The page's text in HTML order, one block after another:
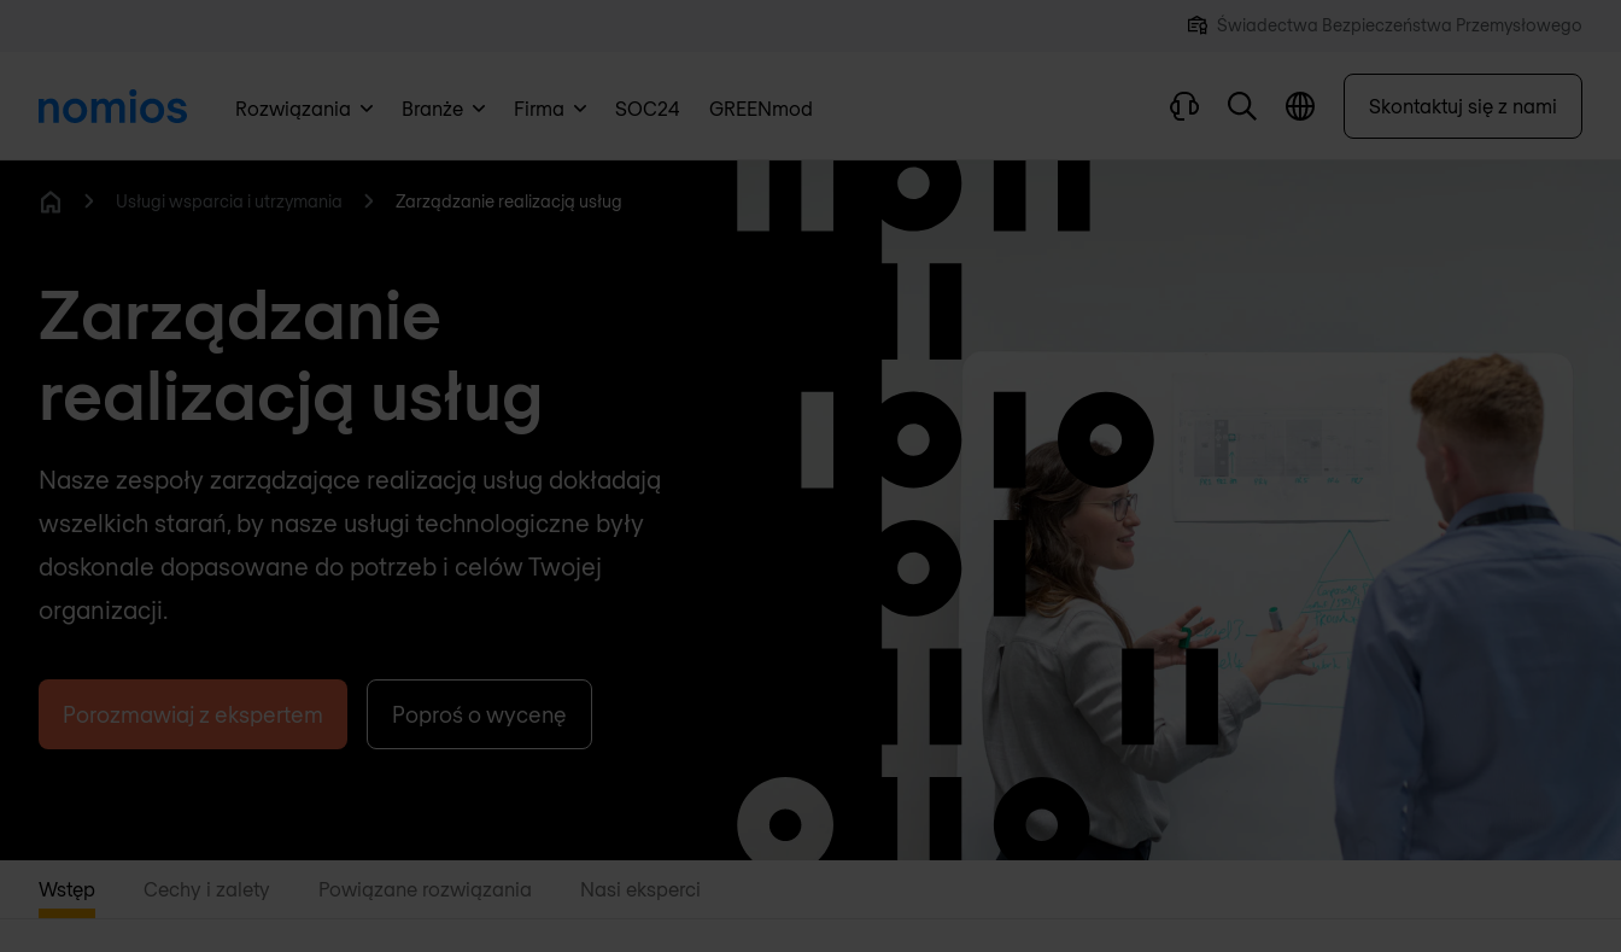
Świadectwa Bezpieczeństwa Przemysłowego
Rozwiązania Branże Firma SOC24 GREENmod Skontaktuj się z nami
Usługi wsparcia i utrzymania Zarządzanie realizacją usług
Zarządzanie
realizacją usług
Nasze zespoły zarządzające realizacją usług dokładają
wszelkich starań, by nasze usługi technologiczne były
doskonale dopasowane do potrzeb i celów Twojej
organizacji.
Porozmawiaj z ekspertem Poproś o wycenę
Wstęp Cechy i zalety Powiązane rozwiązania Nasi eksperci